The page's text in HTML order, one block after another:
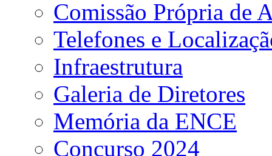
Comissão Própria de
Telefones e
Infraestrutura
Galeria de Diretores
Memória da ENCE
Concurso 2024